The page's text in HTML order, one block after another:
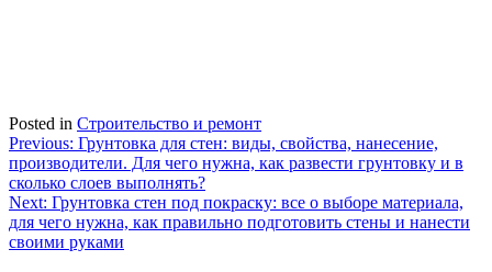
Posted in Строительство и ремонт
Навигация
по
записям
Previous: Грунтовка для стен: виды, свойства, нанесение,
производители. Для чего нужна, как развести грунтовку и в
сколько слоев выполнять?
Next: Грунтовка стен под покраску: все о выборе материала,
для чего нужна, как правильно подготовить стены и нанести
своими руками